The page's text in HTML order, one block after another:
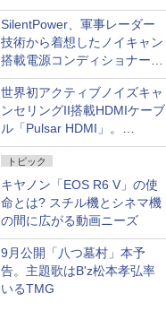
NISHIKIで統一。400万円
SilentPower、軍事レーダー
技術から着想したノイキャン
搭載電源コンディショナー
「AC iPurifier2」
世界初アクティブノイズキャ
ンセリングII搭載HDMIケーブ
ル「Pulsar HDMI」。
SilentPowerから
トピック
キヤノン「EOS R6 V」の使
命とは? スチル機とシネマ機
の間に広がる動画ニーズ
9月公開「八つ墓村」本予
告。主題歌はB'z松本孝弘率
いるTMG